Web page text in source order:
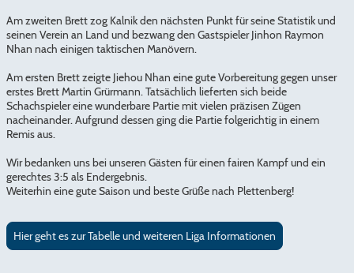
Am zweiten Brett zog Kalnik den nächsten Punkt für seine Statistik und
seinen Verein an Land und bezwang den Gastspieler Jinhon Raymon
Nhan nach einigen taktischen Manövern.
Am ersten Brett zeigte Jiehou Nhan eine gute Vorbereitung gegen unser
erstes Brett Martin Grürmann. Tatsächlich lieferten sich beide
Schachspieler eine wunderbare Partie mit vielen präzisen Zügen
nacheinander. Aufgrund dessen ging die Partie folgerichtig in einem
Remis aus.
Wir bedanken uns bei unseren Gästen für einen fairen Kampf und ein
gerechtes 3:5 als Endergebnis.
Weiterhin eine gute Saison und beste Grüße nach Plettenberg!
Hier geht es zur Tabelle und weiteren Liga Informationen